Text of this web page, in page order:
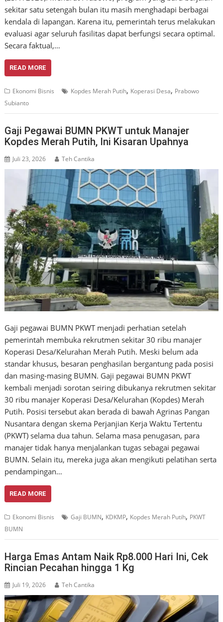
sekitar satu setengah bulan itu masih menghadapi berbagai
kendala di lapangan. Karena itu, pemerintah terus melakukan
evaluasi agar seluruh fasilitas dapat berfungsi secara optimal.
Secara faktual,…
READ MORE
Ekonomi Bisnis Kopdes Merah Putih, Koperasi Desa, Prabowo
Subianto
Gaji Pegawai BUMN PKWT untuk Manajer
Kopdes Merah Putih, Ini Kisaran Upahnya
Juli 23, 2026 Teh Cantika
Gaji pegawai BUMN PKWT menjadi perhatian setelah
pemerintah membuka rekrutmen sekitar 30 ribu manajer
Koperasi Desa/Kelurahan Merah Putih. Meski belum ada
standar khusus, besaran penghasilan bergantung pada posisi
dan masing-masing BUMN. Gaji pegawai BUMN PKWT
kembali menjadi sorotan seiring dibukanya rekrutmen sekitar
30 ribu manajer Koperasi Desa/Kelurahan (Kopdes) Merah
Putih. Posisi tersebut akan berada di bawah Agrinas Pangan
Nusantara dengan skema Perjanjian Kerja Waktu Tertentu
(PKWT) selama dua tahun. Selama masa penugasan, para
manajer tidak hanya menjalankan tugas sebagai pegawai
BUMN. Selain itu, mereka juga akan mengikuti pelatihan serta
pendampingan…
READ MORE
Ekonomi Bisnis Gaji BUMN, KDKMP, Kopdes Merah Putih, PKWT
BUMN
Harga Emas Antam Naik Rp8.000 Hari Ini, Cek
Rincian Pecahan hingga 1 Kg
Juli 19, 2026 Teh Cantika